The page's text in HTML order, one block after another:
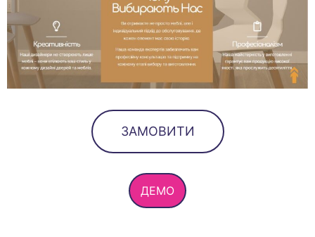
ЗАМОВИТИ
ДЕМО